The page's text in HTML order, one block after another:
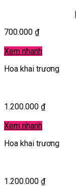
700.000 ₫
Xem nhanh
Hoa khai trương
1.200.000 ₫
Xem nhanh
Hoa khai trương
1.200.000 ₫